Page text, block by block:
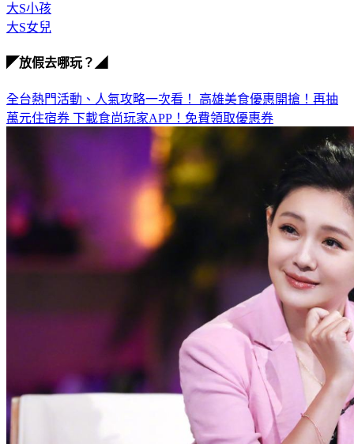
大S小孩
大S女兒
◤放假去哪玩？◢
全台熱門活動、人氣攻略一次看！ 高雄美食優惠開搶！再抽
萬元住宿券 下載食尚玩家APP！免費領取優惠券